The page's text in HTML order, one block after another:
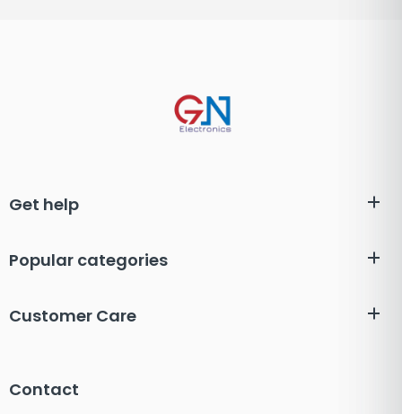
Get help
Popular categories
Customer Care
Contact